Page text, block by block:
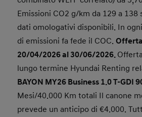
Emissioni CO2 g/km da 129 a
dati omologativi disponibili. In
di emissioni fa fede il COC.
20/04/2026 al 30/06/2026.
lungo termine Hyundai Renting
BAYON MY26 Business 1.0 T-GDI
Mesi/40.000 Km totali Il canone
prevede un anticipo di €4.000.